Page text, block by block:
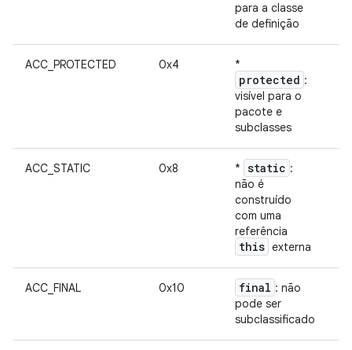
para a classe
de definição
ACC_PROTECTED 0x4 *
protected :
visível para o
pacote e
subclasses
ACC_STATIC 0x8 * static :
não é
construído
com uma
referência
this externa
ACC_FINAL 0x10 final : não
pode ser
subclassificado